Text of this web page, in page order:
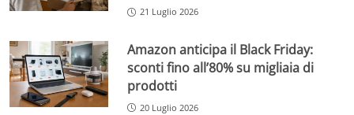
21 Luglio 2026
Amazon anticipa il Black Friday:
sconti fino all’80% su migliaia di
prodotti
20 Luglio 2026